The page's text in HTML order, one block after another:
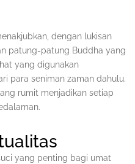
dengan lukisan
patung-patung Buddha yang
yang digunakan
para seniman zaman dahulu.
rumit menjadikan setiap
yang penting bagi umat